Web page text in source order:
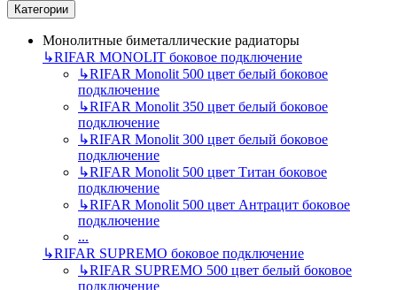
Категории
Монолитные биметаллические радиаторы
↳RIFAR MONOLIT боковое подключение
↳RIFAR Monolit 500 цвет белый боковое
подключение
↳RIFAR Monolit 350 цвет белый боковое
подключение
↳RIFAR Monolit 300 цвет белый боковое
подключение
↳RIFAR Monolit 500 цвет Титан боковое
подключение
↳RIFAR Monolit 500 цвет Антрацит боковое
подключение
...
↳RIFAR SUPREMO боковое подключение
↳RIFAR SUPREMO 500 цвет белый боковое
подключение